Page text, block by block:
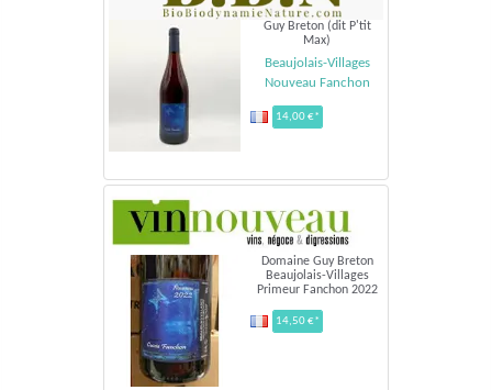
Guy Breton (dit P'tit
Max)
Beaujolais-Villages
Nouveau Fanchon
14,00 €*
Domaine Guy Breton
Beaujolais-Villages
Primeur Fanchon 2022
14,50 €*